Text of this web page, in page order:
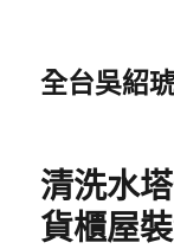
全台吳紹
清洗水
貨櫃屋